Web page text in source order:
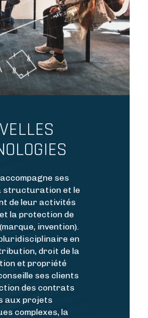
ses
structuration et le
de leur activités
la protection de
invention).
en
droit de la
et propriété
ses clients
des contrats
aux projets
complexes, la